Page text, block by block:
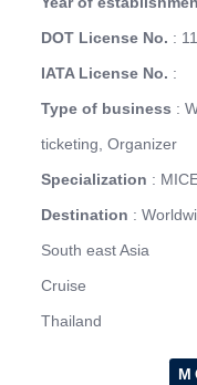
DOT License No. :
IATA License No. :
Type of business :
ticketing, Organizer
Specialization :
Destination :
South east Asia
Cruise
Thailand